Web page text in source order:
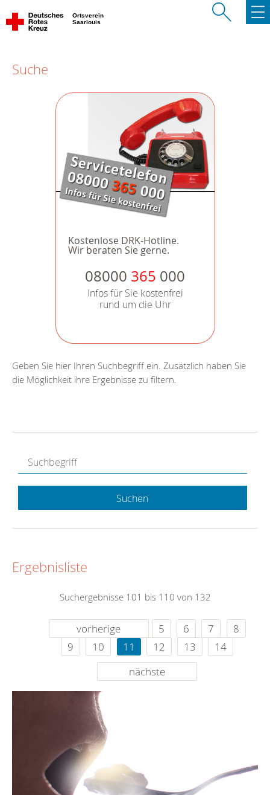
Ortsverein
Saarlouis
Suche
Kostenlose DRK-Hotline.
Wir beraten Sie gerne.
08000 365 000
Infos für Sie kostenfrei
rund um die Uhr
Geben Sie hier Ihren Suchbegriff ein. Zusätzlich haben Sie
die Möglichkeit ihre Ergebnisse zu filtern.
Suchen
Ergebnisliste
Suchergebnisse 101 bis 110 von 132
vorherige 5 6 7
8
9
10 11 12 13
14
nächste